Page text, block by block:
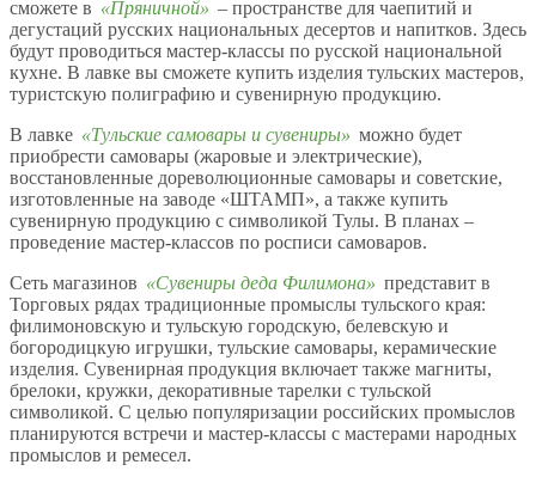
сможете в «Пряничной» – пространстве для чаепитий и
дегустаций русских национальных десертов и напитков. Здесь
будут проводиться мастер-классы по русской национальной
кухне. В лавке вы сможете купить изделия тульских мастеров,
туристскую полиграфию и сувенирную продукцию.
В лавке «Тульские самовары и сувениры» можно будет
приобрести самовары (жаровые и электрические),
восстановленные дореволюционные самовары и советские,
изготовленные на заводе «ШТАМП», а также купить
сувенирную продукцию с символикой Тулы. В планах –
проведение мастер-классов по росписи самоваров.
Сеть магазинов «Сувениры деда Филимона» представит в
Торговых рядах традиционные промыслы тульского края:
филимоновскую и тульскую городскую, белевскую и
богородицкую игрушки, тульские самовары, керамические
изделия. Сувенирная продукция включает также магниты,
брелоки, кружки, декоративные тарелки с тульской
символикой. С целью популяризации российских промыслов
планируются встречи и мастер-классы с мастерами народных
промыслов и ремесел.